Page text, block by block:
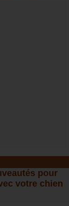
pour
votre chien